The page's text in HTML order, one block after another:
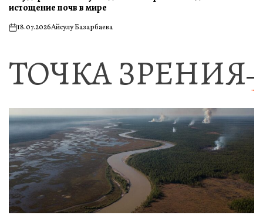
истощение почв в мире
on18.07.2026Айсулу Базарбаева
ТОЧКА ЗРЕНИЯ